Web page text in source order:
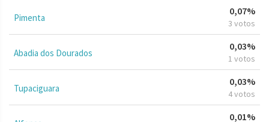
Pimenta
0,07%
3 votos
Abadia dos Dourados
0,03%
1 votos
Tupaciguara
0,03%
4 votos
0,01%